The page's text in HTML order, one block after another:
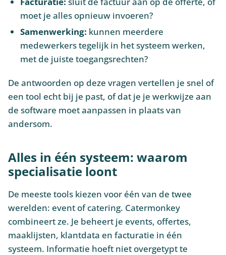
moet je alles opnieuw invoeren?
Samenwerking: kunnen meerdere
medewerkers tegelijk in het systeem werken,
met de juiste toegangsrechten?
De antwoorden op deze vragen vertellen je snel of
een tool echt bij je past, of dat je je werkwijze aan
de software moet aanpassen in plaats van
andersom.
Alles in één systeem: waarom
specialisatie loont
De meeste tools kiezen voor één van de twee
werelden: event of catering. Catermonkey
combineert ze. Je beheert je events, offertes,
maaklijsten, klantdata en facturatie in één
systeem. Informatie hoeft niet overgetypt te